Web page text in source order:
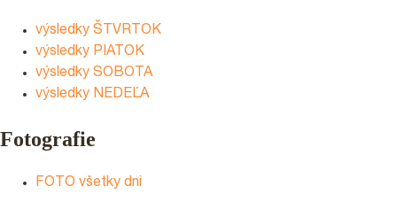
výsledky ŠTVRTOK
výsledky PIATOK
výsledky SOBOTA
výsledky NEDEĽA
Fotografie
FOTO všetky dni